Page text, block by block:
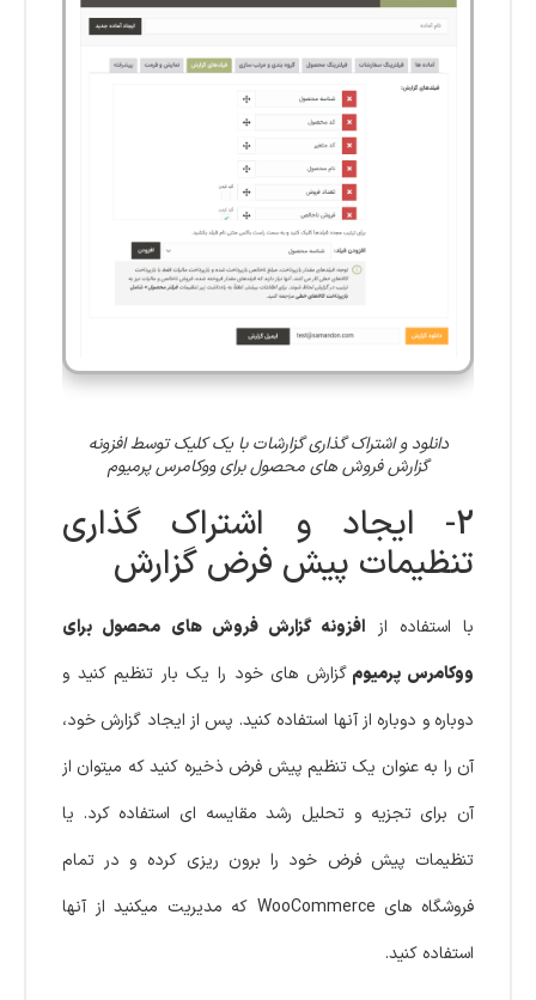
دانلود و اشتراک گذاری گزارشات با یک کلیک توسط افزونه
گزارش فروش های محصول برای ووکامرس پرمیوم
2- ایجاد و اشتراک گذاری
تنظیمات پیش فرض گزارش
با استفاده از افزونه گزارش فروش های محصول برای
ووکامرس پرمیومگزارش های خود را یک بار تنظیم کنید و
دوباره و دوباره از آنها استفاده کنید. پس از ایجاد گزارش خود،
آن را به عنوان یک تنظیم پیش فرض ذخیره کنید که میتوان از
آن برای تجزیه و تحلیل رشد مقایسه ای استفاده کرد. یا
تنظیمات پیش فرض خود را برون ریزی کرده و در تمام
فروشگاه های WooCommerce که مدیریت میکنید از آنها
استفاده کنید.